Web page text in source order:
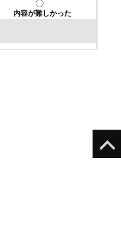
内容が難しかった